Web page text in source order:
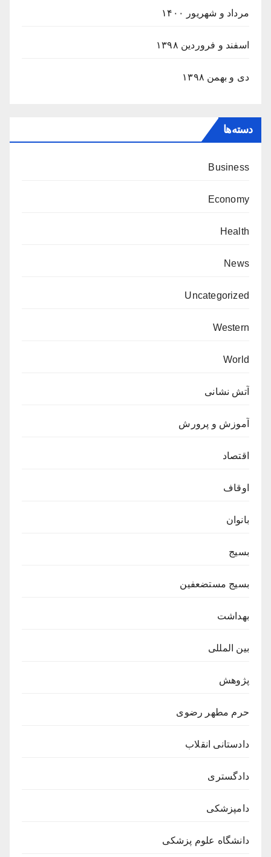
مرداد و شهریور ۱۴۰۰
اسفند و فروردین ۱۳۹۸
دی و بهمن ۱۳۹۸
دسته‌ها
Business
Economy
Health
News
Uncategorized
Western
World
آتش نشانی
آموزش و پرورش
اقتصاد
اوقاف
بانوان
بسیج
بسیج مستضعفین
بهداشت
بین المللی
پژوهش
حرم مطهر رضوی
دادستانی انقلاب
دادگستری
دامپزشکی
دانشگاه علوم پزشکی